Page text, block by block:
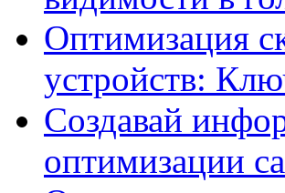
Оптимизация
устройств:
Создавай
оптимизации